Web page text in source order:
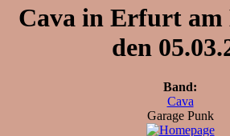
Cava in Erfurt
den
Band:
Cava
Garage Punk